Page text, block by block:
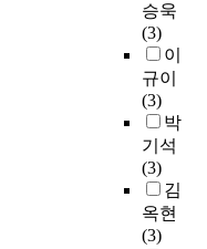
승욱
(3)
이
규이
(3)
박
기석
(3)
김
옥현
(3)